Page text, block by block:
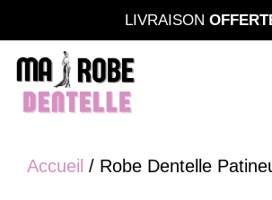
au
contenu
LIVRAISON
Accueil / Robe Dentelle